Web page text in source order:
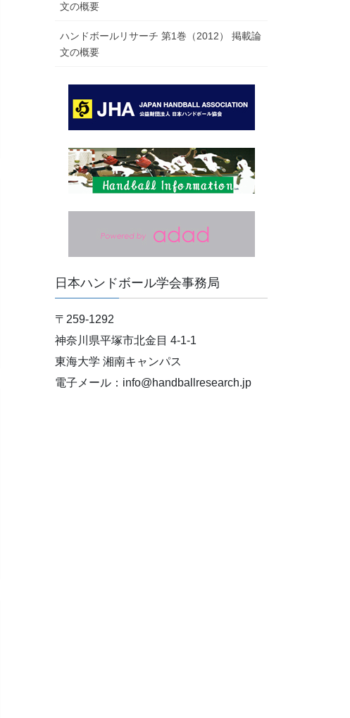
文の概要
ハンドボールリサーチ 第1巻（2012） 掲載論
文の概要
日本ハンドボール学会事務局
〒259-1292
神奈川県平塚市北金目 4-1-1
東海大学 湘南キャンパス
電子メール：info@handballresearch.jp